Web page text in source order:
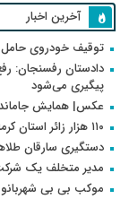
آخرین اخبار
توقیف خودروی
دادستان رفسنجان:
پیگیری می‌شود
عکس| همایش
۱۱۰ هزار زائر استان کرمان راهی سفر اربعین شدند
دستگیری سارقان
مدیر متخلف یک
موکب بی بی شهربانو